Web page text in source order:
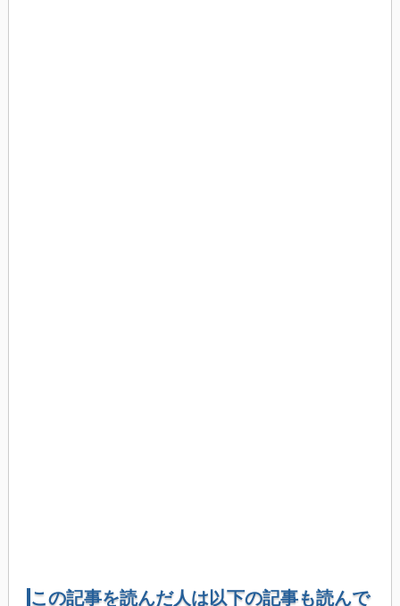
この記事を読んだ人は以下の記事も読んで